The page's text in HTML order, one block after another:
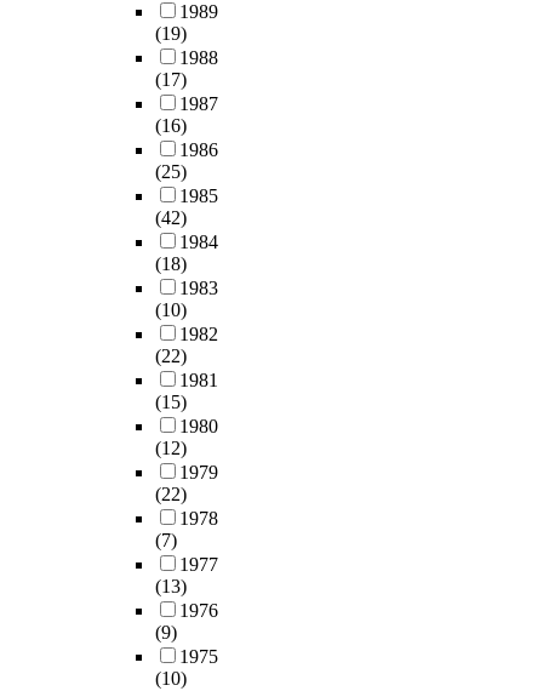
1989
(19)
1988
(17)
1987
(16)
1986
(25)
1985
(42)
1984
(18)
1983
(10)
1982
(22)
1981
(15)
1980
(12)
1979
(22)
1978
(7)
1977
(13)
1976
(9)
1975
(10)